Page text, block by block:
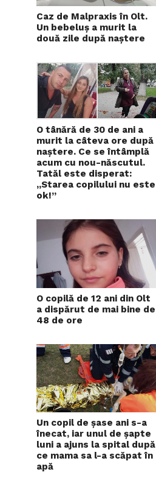
Caz de Malpraxis în Olt.
Un bebeluș a murit la
două zile după naștere
O tânără de 30 de ani a
murit la câteva ore după
naștere. Ce se întâmplă
acum cu nou-născutul.
Tatăl este disperat:
„Starea copilului nu este
ok!”
O copilă de 12 ani din Olt
a dispărut de mai bine de
48 de ore
Un copil de șase ani s-a
înecat, iar unul de șapte
luni a ajuns la spital după
ce mama sa l-a scăpat în
apă